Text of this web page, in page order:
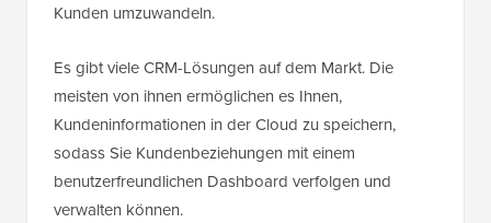
Kunden umzuwandeln.
Es gibt viele CRM-Lösungen auf dem Markt. Die
meisten von ihnen ermöglichen es Ihnen,
Kundeninformationen in der Cloud zu speichern,
sodass Sie Kundenbeziehungen mit einem
benutzerfreundlichen Dashboard verfolgen und
verwalten können.